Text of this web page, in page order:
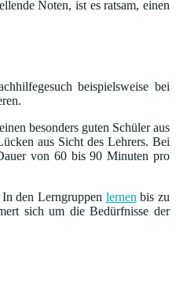
Noten, ist es ratsam, einen
beispielsweise bei
besonders guten Schüler aus
aus Sicht des Lehrers. Bei
von 60 bis 90 Minuten pro
den Lerngruppen lernen bis zu
sich um die Bedürfnisse der